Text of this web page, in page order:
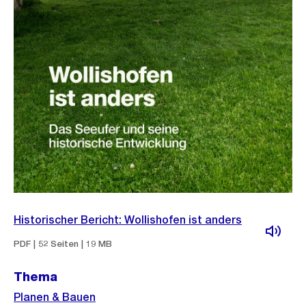
Historischer Bericht: Wollishofen ist anders
PDF | 52 Seiten | 19 MB
Thema
Planen & Bauen